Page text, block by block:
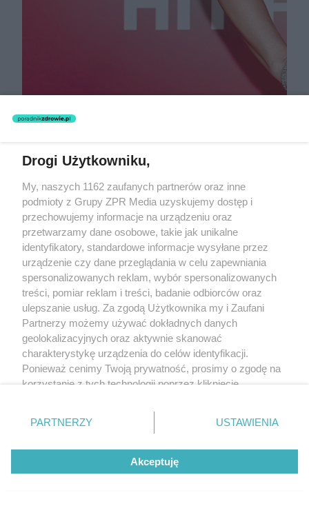
Nie głodówki, nie detoks. Oto
dieta, dzięki której Katarzyna
Cichopek wygląda jak nastolatka
Drogi Użytkowniku,
My, naszych 1162 zaufanych partnerów oraz inne
podmioty z Grupy ZPR Media uzyskujemy dostęp i
przechowujemy informacje na urządzeniu oraz
przetwarzamy dane osobowe, takie jak unikalne
identyfikatory, standardowe informacje wysyłane przez
urządzenie czy dane przeglądania w celu zapewniania
spersonalizowanych reklam, wybór spersonalizowanych
treści, pomiar reklam i treści, badanie odbiorców oraz
ulepszanie usług. Za zgodą Użytkownika my i Zaufani
Partnerzy możemy używać dokładnych danych
geolokalizacyjnych oraz aktywnie skanować
charakterystykę urządzenia do celów identyfikacji.
Ponieważ cenimy Twoją prywatność, prosimy o zgodę na
korzystanie z tych technologii poprzez kliknięcie
zmienić/wycofać klikając przycisk ustawień prywatności
znajdujący się w lewym dolnym rogu strony
rodzaje przetwarzania danych nie wymagają zgody
użytkownika, ale masz prawo sprzeciwić się takiemu
przetwarzaniu. Preferencje będą miały zastosowanie tylko
PARTNERZY USTAWIENIA
Akceptuję